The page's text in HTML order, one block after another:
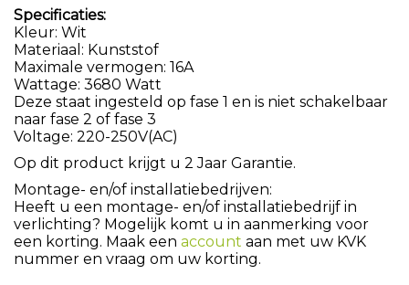
Specificaties:
Kleur: Wit
Materiaal: Kunststof
Maximale vermogen: 16A
Wattage: 3680 Watt
Deze staat ingesteld op fase 1 en is niet schakelbaar
naar fase 2 of fase 3
Voltage: 220-250V(AC)
Op dit product krijgt u 2 Jaar Garantie.
Montage- en/of installatiebedrijven:
Heeft u een montage- en/of installatiebedrijf in
verlichting? Mogelijk komt u in aanmerking voor
een korting. Maak een account aan met uw KVK
nummer en vraag om uw korting.